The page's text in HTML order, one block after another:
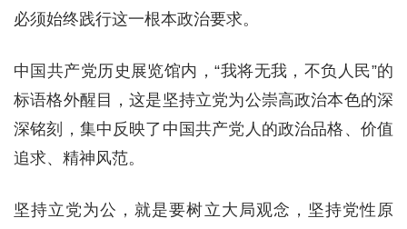
必须始终践行这一根本政治要求。
中国共产党历史展览馆内，“我将无我，不负人民”的
标语格外醒目，这是坚持立党为公崇高政治本色的深
深铭刻，集中反映了中国共产党人的政治品格、价值
追求、精神风范。
坚持立党为公，就是要树立大局观念，坚持党性原